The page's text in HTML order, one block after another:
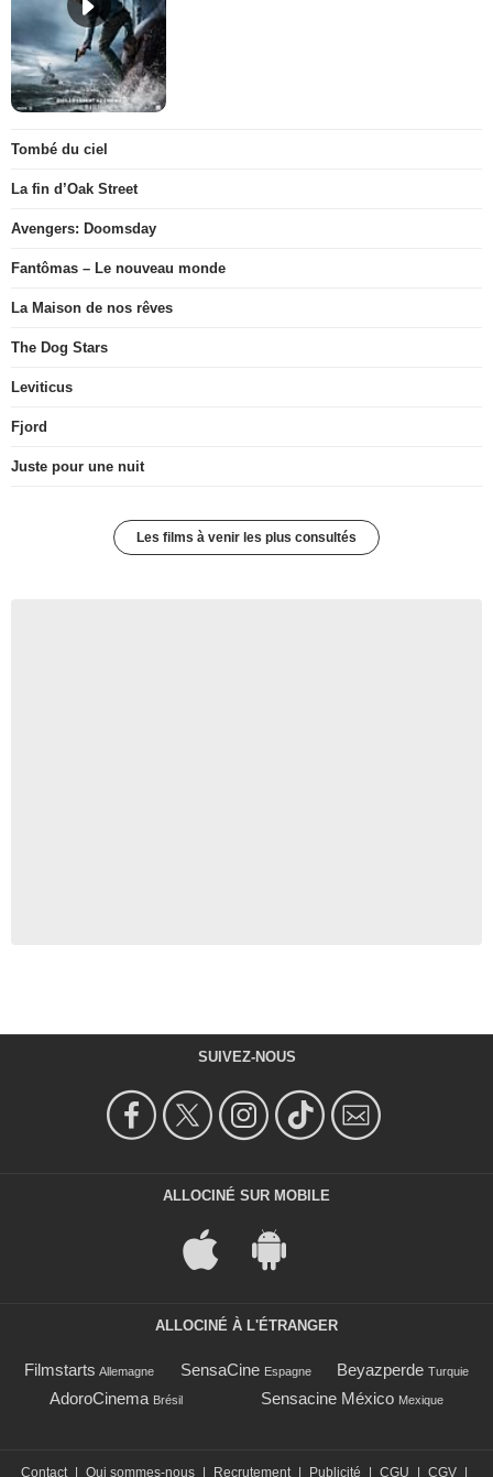
Tombé du ciel
La fin d’Oak Street
Avengers: Doomsday
Fantômas – Le nouveau monde
La Maison de nos rêves
The Dog Stars
Leviticus
Fjord
Juste pour une nuit
Les films à venir les plus consultés
SUIVEZ-NOUS
ALLOCINÉ SUR MOBILE
ALLOCINÉ À L'ÉTRANGER
Filmstarts Allemagne SensaCine Espagne Beyazperde Turquie
AdoroCinema Brésil Sensacine México Mexique
Contact | Qui sommes-nous | Recrutement | Publicité | CGU | CGV |